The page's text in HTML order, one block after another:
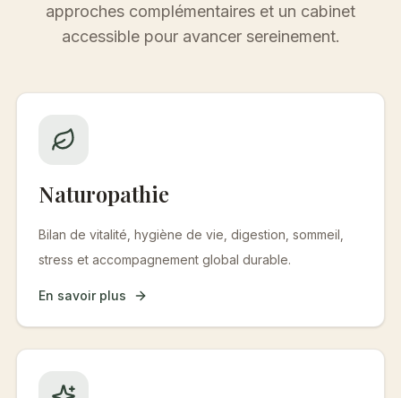
approches complémentaires et un cabinet
accessible pour avancer sereinement.
Naturopathie
Bilan de vitalité, hygiène de vie, digestion, sommeil,
stress et accompagnement global durable.
En savoir plus